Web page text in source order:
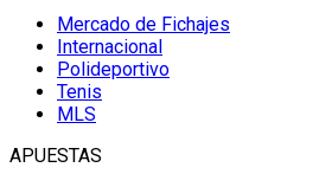
Mercado de Fichajes
Internacional
Polideportivo
Tenis
MLS
APUESTAS